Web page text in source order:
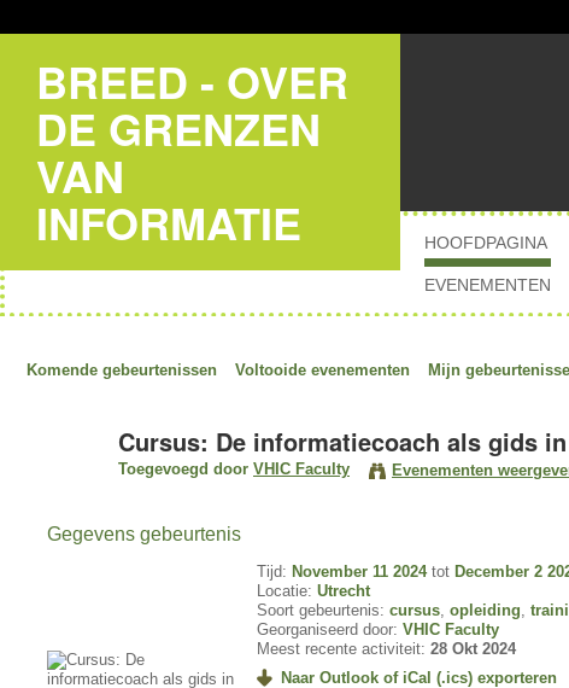
BREED - OVER
DE GRENZEN
VAN
INFORMATIE HOOFDPAGINA
EVENEMENTEN
Komende gebeurtenissen Voltooide evenementen Mijn
Cursus: De informatiecoach als gids
Toegevoegd door VHIC Faculty Evenementen
Gegevens gebeurtenis
Tijd: November 11 2024tot December 2
Locatie:Utrecht
Soort gebeurtenis:cursus,opleiding,
Georganiseerd door:VHIC Faculty
Meest recente activiteit:28 Okt 2024
Naar Outlook of iCal (.ics) exporteren